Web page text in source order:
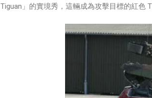
Tiguan」的實境秀，這輛成為攻擊目標的紅色